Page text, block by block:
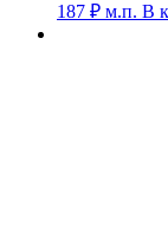
187 ₽ м.п. В